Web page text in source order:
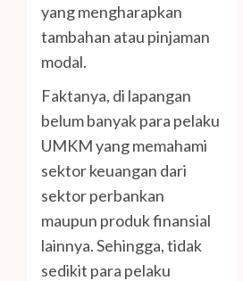
yang mengharapkan
tambahan atau pinjaman
modal.
Faktanya, di lapangan
belum banyak para pelaku
UMKM yang memahami
sektor keuangan dari
sektor perbankan
maupun produk finansial
lainnya. Sehingga, tidak
sedikit para pelaku